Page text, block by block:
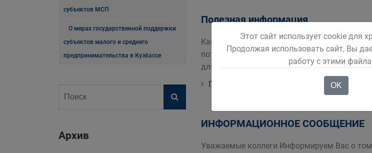
субъектов МСП
О мерах государственной поддержки
субъектов малого и среднего
предпринимательства в Кузбассе
Архив
Полезная информация
Кабмин сохранил прежние лимиты по
потребительским кредитам установлены
для индивидуал
Подробнее
ИНФОРМАЦИОННОЕ СООБЩЕНИЕ
Уважаемые коллеги Информируем Вас о
Этот сайт использует cookie для
Продолжая использовать сайт, Вы
работу с этими
OK